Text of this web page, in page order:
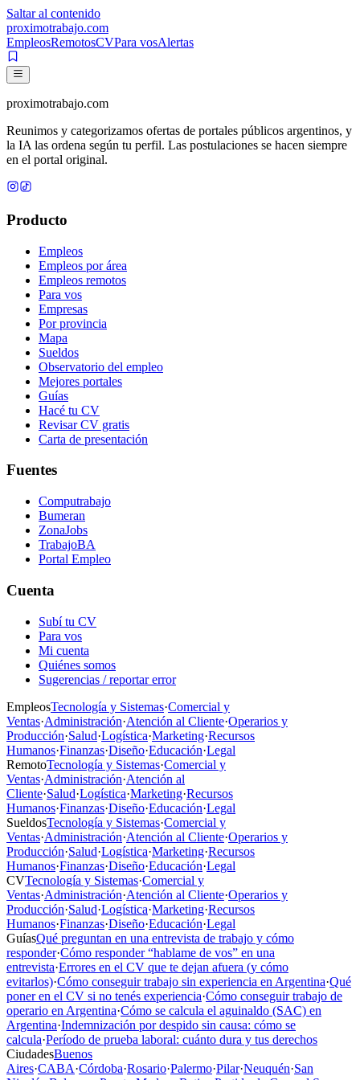
Saltar al contenido
proximotrabajo.com
EmpleosRemotosCVPara vosAlertas
proximotrabajo.com
Reunimos y categorizamos ofertas de portales públicos argentinos, y
la IA las ordena según tu perfil. Las postulaciones se hacen siempre
en el portal original.
Producto
Empleos
Empleos por área
Empleos remotos
Para vos
Empresas
Por provincia
Mapa
Sueldos
Observatorio del empleo
Mejores portales
Guías
Hacé tu CV
Revisar CV gratis
Carta de presentación
Fuentes
Computrabajo
Bumeran
ZonaJobs
TrabajoBA
Portal Empleo
Cuenta
Subí tu CV
Para vos
Mi cuenta
Quiénes somos
Sugerencias / reportar error
EmpleosTecnología y Sistemas·Comercial y
Ventas·Administración·Atención al Cliente·Operarios y
Producción·Salud·Logística·Marketing·Recursos
Humanos·Finanzas·Diseño·Educación·Legal
RemotoTecnología y Sistemas·Comercial y
Ventas·Administración·Atención al
Cliente·Salud·Logística·Marketing·Recursos
Humanos·Finanzas·Diseño·Educación·Legal
SueldosTecnología y Sistemas·Comercial y
Ventas·Administración·Atención al Cliente·Operarios y
Producción·Salud·Logística·Marketing·Recursos
Humanos·Finanzas·Diseño·Educación·Legal
CVTecnología y Sistemas·Comercial y
Ventas·Administración·Atención al Cliente·Operarios y
Producción·Salud·Logística·Marketing·Recursos
Humanos·Finanzas·Diseño·Educación·Legal
GuíasQué preguntan en una entrevista de trabajo y cómo
responder·Cómo responder “hablame de vos” en una
entrevista·Errores en el CV que te dejan afuera (y cómo
evitarlos)·Cómo conseguir trabajo sin experiencia en Argentina·Qué
poner en el CV si no tenés experiencia·Cómo conseguir trabajo de
operario en Argentina·Cómo se calcula el aguinaldo (SAC) en
Argentina·Indemnización por despido sin causa: cómo se
calcula·Período de prueba laboral: cuánto dura y tus derechos
CiudadesBuenos
Aires·CABA·Córdoba·Rosario·Palermo·Pilar·Neuquén·San